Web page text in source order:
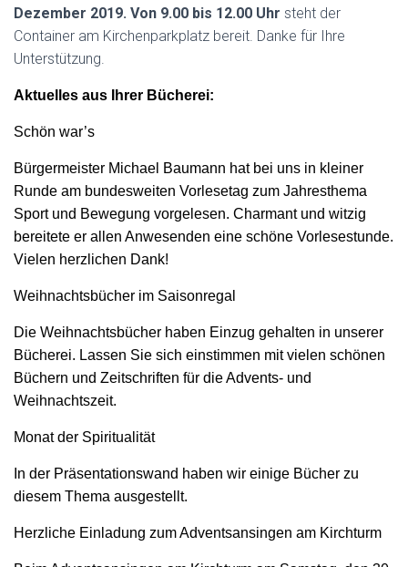
Dezember 2019. Von 9.00 bis 12.00 Uhr steht der
Container am Kirchenparkplatz bereit. Danke für Ihre
Unterstützung.
Aktuelles aus Ihrer Bücherei:
Schön war’s
Bürgermeister Michael Baumann hat bei uns in kleiner
Runde am bundesweiten Vorlesetag zum Jahresthema
Sport und Bewegung vorgelesen. Charmant und witzig
bereitete er allen Anwesenden eine schöne Vorlesestunde.
Vielen herzlichen Dank!
Weihnachtsbücher im Saisonregal
Die Weihnachtsbücher haben Einzug gehalten in unserer
Bücherei. Lassen Sie sich einstimmen mit vielen schönen
Büchern und Zeitschriften für die Advents- und
Weihnachtszeit.
Monat der Spiritualität
In der Präsentationswand haben wir einige Bücher zu
diesem Thema ausgestellt.
Herzliche Einladung zum Adventsansingen am Kirchturm